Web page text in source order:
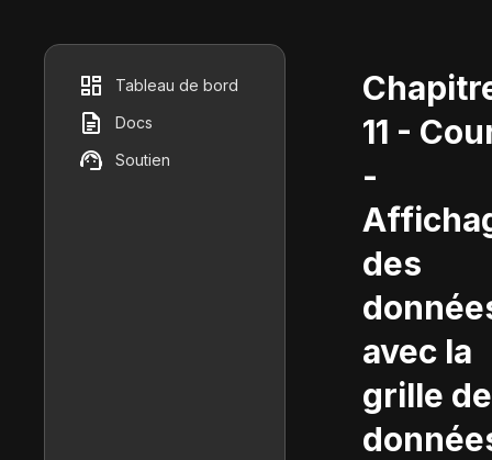
Tableau de bord
Docs
Soutien
11 -
-
des
avec la
grille de